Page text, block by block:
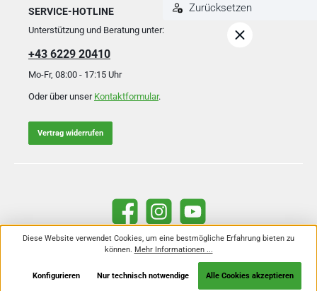
SERVICE-HOTLINE
Unterstützung und Beratung unter:
+43 6229 20410
Mo-Fr, 08:00 - 17:15 Uhr
Oder über unser Kontaktformular.
Vertrag widerrufen
Facebook Instagram YouTube
Alle Preise inkl. gesetzl. Mehrwertsteuer zzgl.Versandkosten
Nachnahmegebühren, wenn nicht anders angegeben.
Zurücksetzen
Diese Website verwendet Cookies, um eine bestmögliche Erfahrung bieten zu
können. Mehr Informationen ...
Nur technisch notwendige
Konfigurieren Alle Cookies akzeptieren